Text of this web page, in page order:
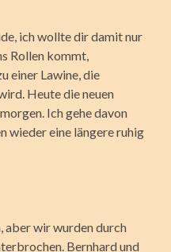
ich wollte dir damit nur
Rollen kommt,
einer Lawine, die
Heute die neuen
Ich gehe davon
wieder eine längere ruhig
aber wir wurden durch
Bernhard und